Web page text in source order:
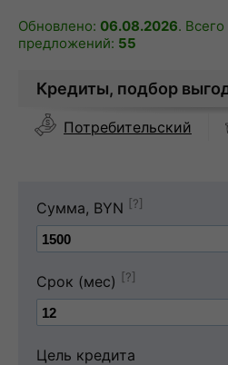
Обновлено: 06.08.2026. Всего
предложений: 55
Кредиты, подбор
Потребительский
Сумма, BYN [?]
Срок (мес) [?]
Цель кредита